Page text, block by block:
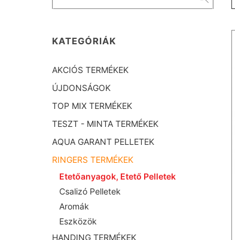
KATEGÓRIÁK
AKCIÓS TERMÉKEK
ÚJDONSÁGOK
TOP MIX TERMÉKEK
TESZT - MINTA TERMÉKEK
AQUA GARANT PELLETEK
RINGERS TERMÉKEK
Etetőanyagok, Etető Pelletek
Csalizó Pelletek
Aromák
Eszközök
HANDING TERMÉKEK